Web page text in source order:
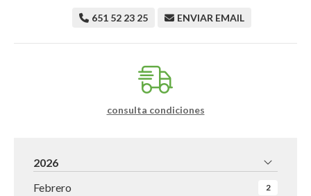
651 52 23 25 ENVIAR EMAIL
consulta condiciones
2026
Febrero
2